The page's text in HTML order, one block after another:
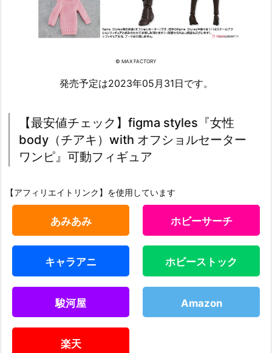
© MAX FACTORY
発売予定は2023年05月31日です。
【最安値チェック】figma styles『女性
body（チアキ）with オフショルセーター
ワンピ』可動フィギュア
【アフィリエイトリンク】を使用しています
あみあみ ホビーサーチ
キャラアニ ホビーストック
駿河屋 Amazon
楽天